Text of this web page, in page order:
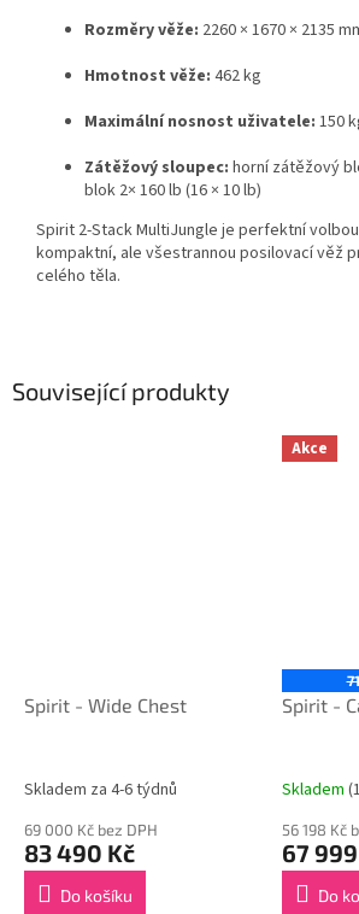
Související produkty
Spirit - Wide Chest
Skladem za 4-6 týdnů
69 000 Kč bez DPH
83 490 Kč
Do košíku
Akce
Spirit -
Skladem
56 198 Kč
67
Do
Rozměry věže: 2260 × 1670 × 2135
Hmotnost věže: 462 kg
Maximální nosnost uživatele: 150
Zátěžový sloupec: horní zátěžový
blok 2× 160 lb (16 × 10 lb)
Spirit 2-Stack MultiJungle je perfektní
kompaktní, ale všestrannou posilovací věž
celého těla.